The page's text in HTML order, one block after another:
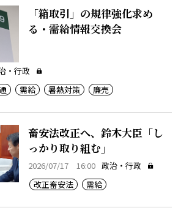
「箱取引」の規律強化求め
る・需給情報交換会
・行政
需給 暑熱対策 廉売
畜安法改正へ、鈴木大臣「し
っかり取り組む」
2026/07/17 16:00 政治・行政
改正畜安法
需給